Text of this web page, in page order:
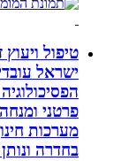
טיפול ויעוץ זוגי
ישראל עובדיה,
הפסיכולוגיה
פרטני ומנחה
בחדרה ונותן